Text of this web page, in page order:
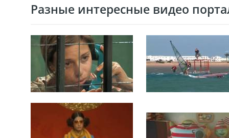
Разные интересные видео